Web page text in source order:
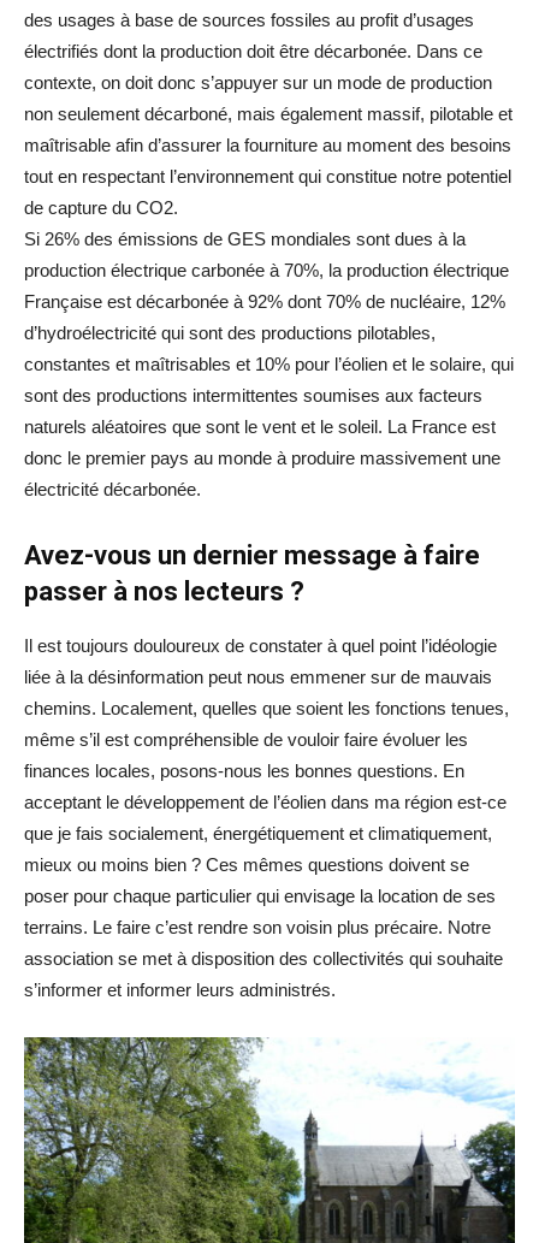
des usages à base de sources fossiles au profit d’usages
électrifiés dont la production doit être décarbonée. Dans ce
contexte, on doit donc s’appuyer sur un mode de production
non seulement décarboné, mais également massif, pilotable et
maîtrisable afin d’assurer la fourniture au moment des besoins
tout en respectant l’environnement qui constitue notre potentiel
de capture du CO2.
Si 26% des émissions de GES mondiales sont dues à la
production électrique carbonée à 70%, la production électrique
Française est décarbonée à 92% dont 70% de nucléaire, 12%
d’hydroélectricité qui sont des productions pilotables,
constantes et maîtrisables et 10% pour l’éolien et le solaire, qui
sont des productions intermittentes soumises aux facteurs
naturels aléatoires que sont le vent et le soleil. La France est
donc le premier pays au monde à produire massivement une
électricité décarbonée.
Avez-vous un dernier message à faire
passer à nos lecteurs ?
Il est toujours douloureux de constater à quel point l’idéologie
liée à la désinformation peut nous emmener sur de mauvais
chemins. Localement, quelles que soient les fonctions tenues,
même s’il est compréhensible de vouloir faire évoluer les
finances locales, posons-nous les bonnes questions. En
acceptant le développement de l’éolien dans ma région est-ce
que je fais socialement, énergétiquement et climatiquement,
mieux ou moins bien ? Ces mêmes questions doivent se
poser pour chaque particulier qui envisage la location de ses
terrains. Le faire c’est rendre son voisin plus précaire. Notre
association se met à disposition des collectivités qui souhaite
s’informer et informer leurs administrés.